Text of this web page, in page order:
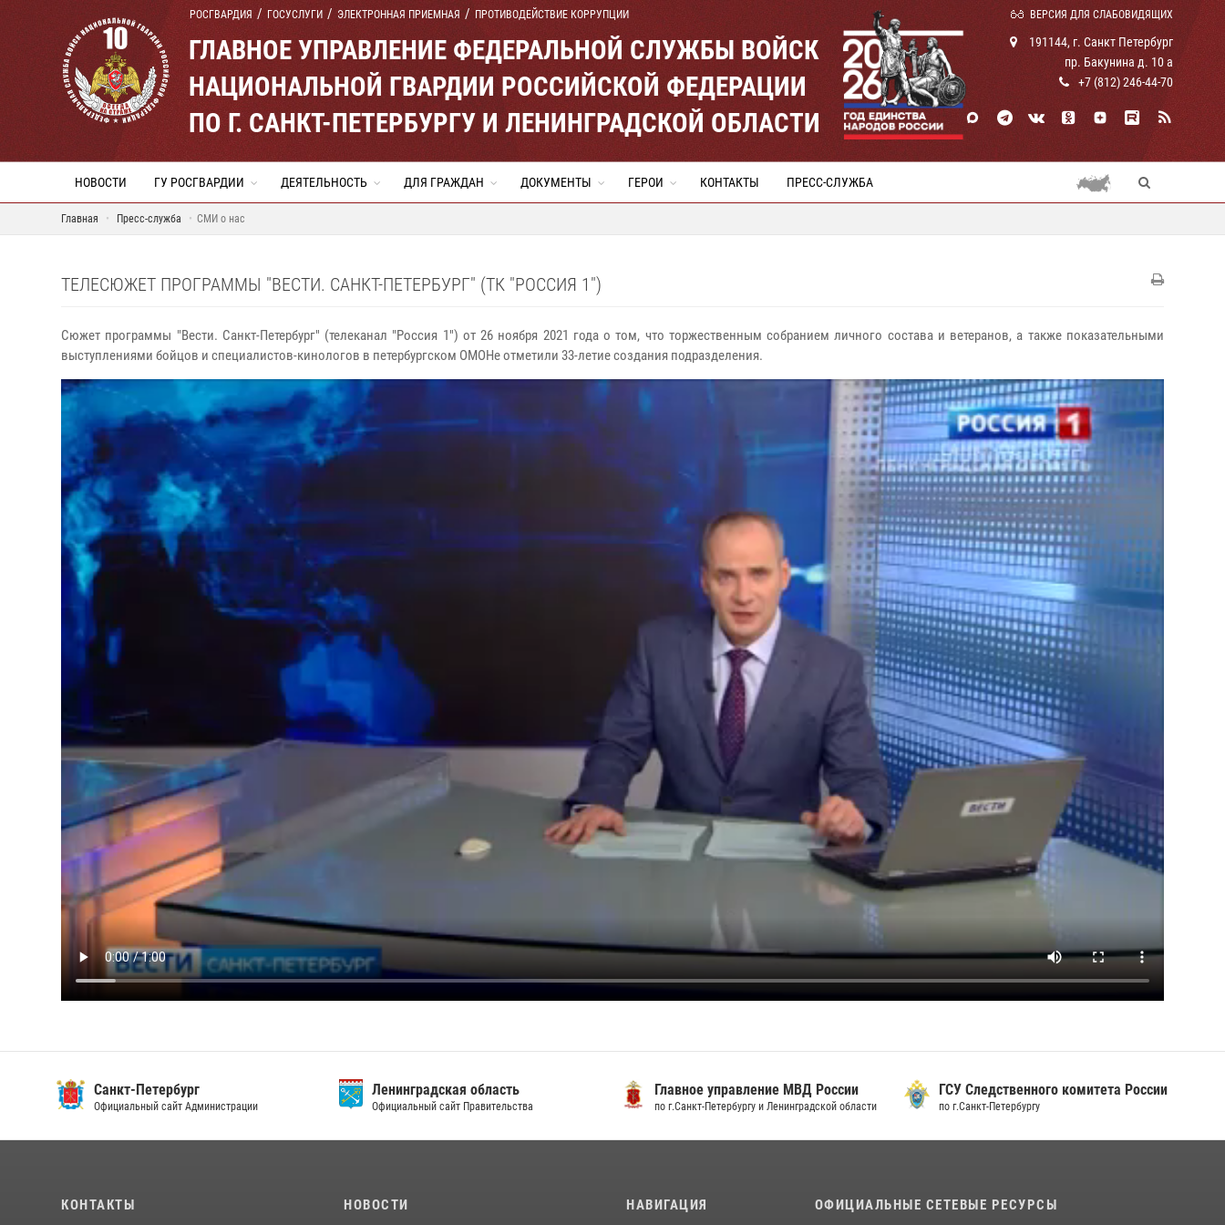
РОСГВАРДИЯ ГОСУСЛУГИ ЭЛЕКТРОННАЯ ПРИЕМНАЯ ПРОТИВОДЕЙСТВИЕ КОРРУПЦИИ ВЕРСИЯ ДЛЯ СЛАБОВИДЯЩИХ
ГЛАВНОЕ УПРАВЛЕНИЕ ФЕДЕРАЛЬНОЙ СЛУЖБЫ ВОЙСК
НАЦИОНАЛЬНОЙ ГВАРДИИ РОССИЙСКОЙ ФЕДЕРАЦИИ
ПО Г. САНКТ-ПЕТЕРБУРГУ И ЛЕНИНГРАДСКОЙ ОБЛАСТИ
191144, г. Санкт Петербург
пр. Бакунина д. 10 а
+7 (812) 246-44-70
НОВОСТИ ГУ РОСГВАРДИИ ДЕЯТЕЛЬНОСТЬ ДЛЯ ГРАЖДАН ДОКУМЕНТЫ ГЕРОИ КОНТАКТЫ ПРЕСС-СЛУЖБА
Главная Пресс-служба СМИ о нас
ТЕЛЕСЮЖЕТ ПРОГРАММЫ "ВЕСТИ. САНКТ-ПЕТЕРБУРГ" (ТК "РОССИЯ 1")
Сюжет программы "Вести. Санкт-Петербург" (телеканал "Россия 1") от 26 ноября 2021 года о том, что торжественным собранием личного состава и ветеранов, а также показательными
выступлениями бойцов и специалистов-кинологов в петербургском ОМОНе отметили 33-летие создания подразделения.
Санкт-Петербург
Официальный сайт Администрации
Ленинградская область
Официальный сайт Правительства
Главное управление МВД России
по г.Санкт-Петербургу и Ленинградской области
ГСУ Следственного комитета России
по г.Санкт-Петербургу
КОНТАКТЫ НОВОСТИ НАВИГАЦИЯ ОФИЦИАЛЬНЫЕ СЕТЕВЫЕ РЕСУРСЫ